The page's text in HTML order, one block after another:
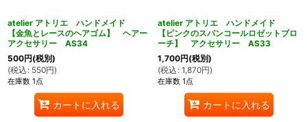
atelier アトリエ ハンドメイド
【金魚とレースのヘアゴム】 ヘアー
アクセサリー AS34
500円(税別)
(税込 : 550円)
在庫数 1点
カートに入れる
atelier アトリエ ハンドメイド
【ピンクのスパンコールロゼットブロ
ーチ】 アクセサリー AS33
1,700円(税別)
(税込 : 1,870円)
在庫数 1点
カートに入れる